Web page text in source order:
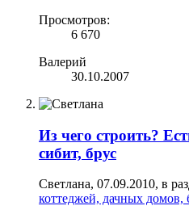
Просмотров:
6 670
Валерий
30.10.2007
Из чего строить?
сибит, брус
Светлана, 07.09.2010, в
коттеджей, дачных домов,